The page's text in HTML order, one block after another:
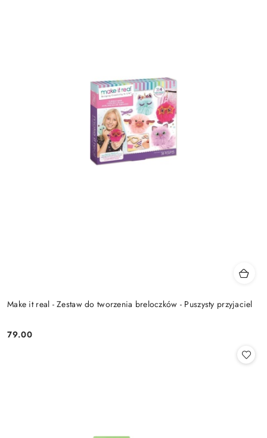
Make it real - Zestaw do tworzenia breloczków - Puszysty przyjaciel
Cena:
79.00